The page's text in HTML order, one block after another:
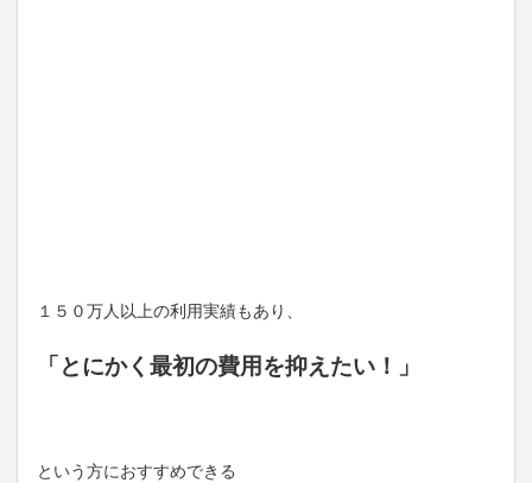
１５０万人以上の利用実績もあり、
「とにかく最初の費用を抑えたい！」
という方におすすめできる